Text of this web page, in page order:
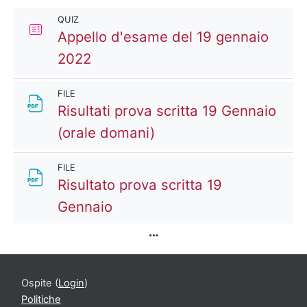
QUIZ
Appello d'esame del 19 gennaio
2022
FILE
Risultati prova scritta 19 Gennaio
(orale domani)
FILE
Risultato prova scritta 19
Gennaio
Ospite (Login)
Politiche